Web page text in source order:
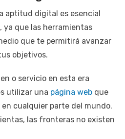
aptitud digital es esencial
ya que las herramientas
que te permitirá avanzar
objetivos.
o servicio en esta era
utilizar una página web que
cualquier parte del mundo.
las fronteras no existen